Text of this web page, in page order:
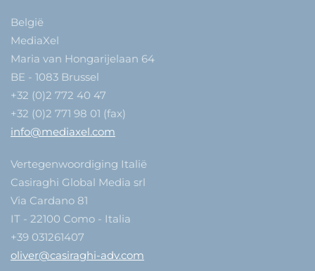
België
MediaXel
Maria van Hongarijelaan 64
BE - 1083 Brussel
+32 (0)2 772 40 47
+32 (0)2 771 98 01 (fax)
info@mediaxel.com
Vertegenwoordiging Italië
Casiraghi Global Media srl
Via Cardano 81
IT - 22100 Como - Italia
+39 031261407
oliver@casiraghi-adv.com